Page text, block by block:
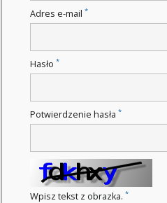
Adres e-mail *
Hasło *
Potwierdzenie hasła *
Wpisz tekst z obrazka. *